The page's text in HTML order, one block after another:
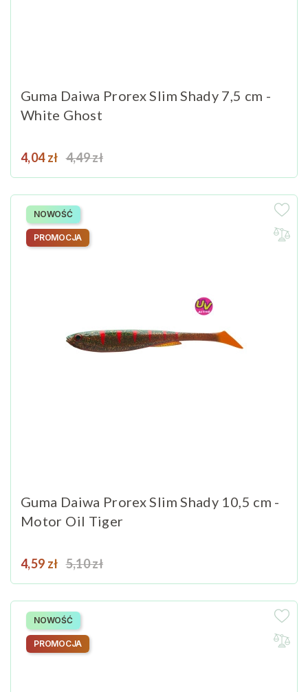
Guma Daiwa Prorex Slim Shady 7,5 cm -
White Ghost
Cena
4,04 zł Cena podstawowa
4,49 zł
Guma Daiwa Prorex Slim Shady 10,5 cm -
Motor Oil Tiger
Cena
4,59 zł Cena podstawowa
5,10 zł
NOWOŚĆ
PROMOCJA
NOWOŚĆ
PROMOCJA